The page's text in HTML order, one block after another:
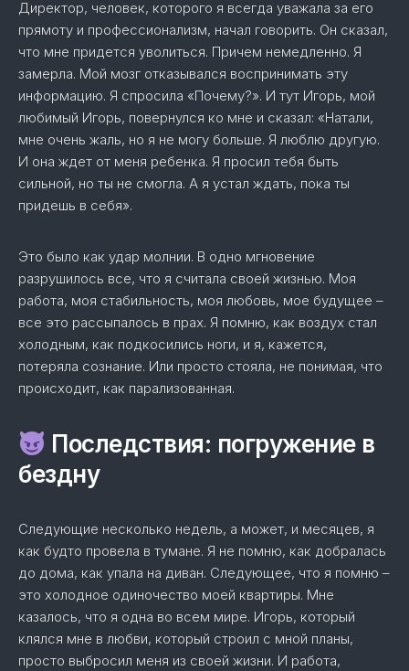
Директор, человек, которого я всегда уважала за его
прямоту и профессионализм, начал говорить. Он сказал,
что мне придется уволиться. Причем немедленно. Я
замерла. Мой мозг отказывался воспринимать эту
информацию. Я спросила «Почему?». И тут Игорь, мой
любимый Игорь, повернулся ко мне и сказал: «Натали,
мне очень жаль, но я не могу больше. Я люблю другую.
И она ждет от меня ребенка. Я просил тебя быть
сильной, но ты не смогла. А я устал ждать, пока ты
придешь в себя».
Это было как удар молнии. В одно мгновение
разрушилось все, что я считала своей жизнью. Моя
работа, моя стабильность, моя любовь, мое будущее –
все это рассыпалось в прах. Я помню, как воздух стал
холодным, как подкосились ноги, и я, кажется,
потеряла сознание. Или просто стояла, не понимая, что
происходит, как парализованная.
Последствия: погружение в
бездну
Следующие несколько недель, а может, и месяцев, я
как будто провела в тумане. Я не помню, как добралась
до дома, как упала на диван. Следующее, что я помню –
это холодное одиночество моей квартиры. Мне
казалось, что я одна во всем мире. Игорь, который
клялся мне в любви, который строил с мной планы,
просто выбросил меня из своей жизни. И работа,